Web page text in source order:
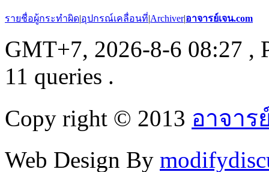
รายชื่อผู้กระทำผิด|อุปกรณ์เคลื่อนที่|Archiver|อาจารย์เจน.com
GMT+7, 2026-8-6 08:27 ,
11 queries .
Copy right © 2013 อาจาร
Web Design By